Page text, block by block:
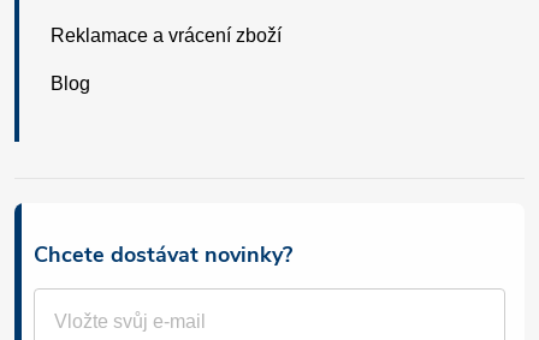
Reklamace a vrácení zboží
Blog
Chcete dostávat novinky?